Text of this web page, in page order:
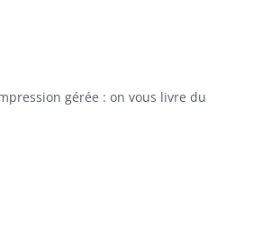
gérée : on vous livre du